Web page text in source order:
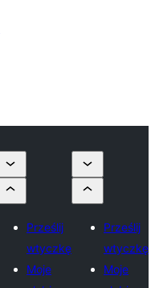
Prześlij
wtyczkę
Moje
Prześlij
wtyczkę
Moje